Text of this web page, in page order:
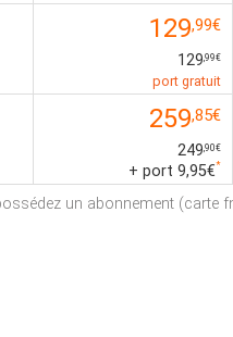
129,99€
129,99€
port gratuit
259,85€
249,90€
+ port 9,95€*
un abonnement (carte